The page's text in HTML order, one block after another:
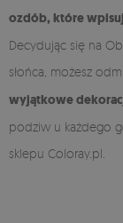
ozdób, które
Decydując się na
słońca, możesz
wyjątkowe
podziw u każdego
sklepu Coloray.pl.